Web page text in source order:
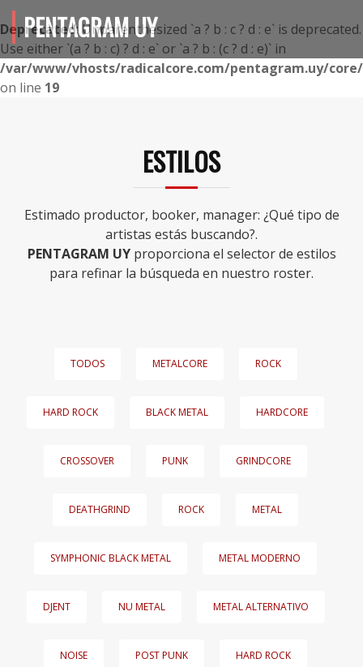
Deprecated: Unparenthesized `a ? b : c ? d : e` is deprecated.
Use either `(a ? b : c) ? d : e` or `a ? b : (c ? d : e)` in
/var/www/vhosts/radicalcore.com/pentagram.uy/
on line 19
PENTAGRAM UY
ESTILOS
Estimado productor, booker, manager: ¿Qué tipo de
artistas estás buscando?.
PENTAGRAM UYproporciona el selector de estilos
para refinar la búsqueda en nuestro roster.
TODOS METALCORE ROCK
HARD ROCK BLACK METAL HARDCORE
CROSSOVER PUNK GRINDCORE
DEATHGRIND ROCK METAL
SYMPHONIC BLACK METAL METAL MODERNO
DJENT NU METAL METAL ALTERNATIVO
NOISE POST PUNK HARD ROCK